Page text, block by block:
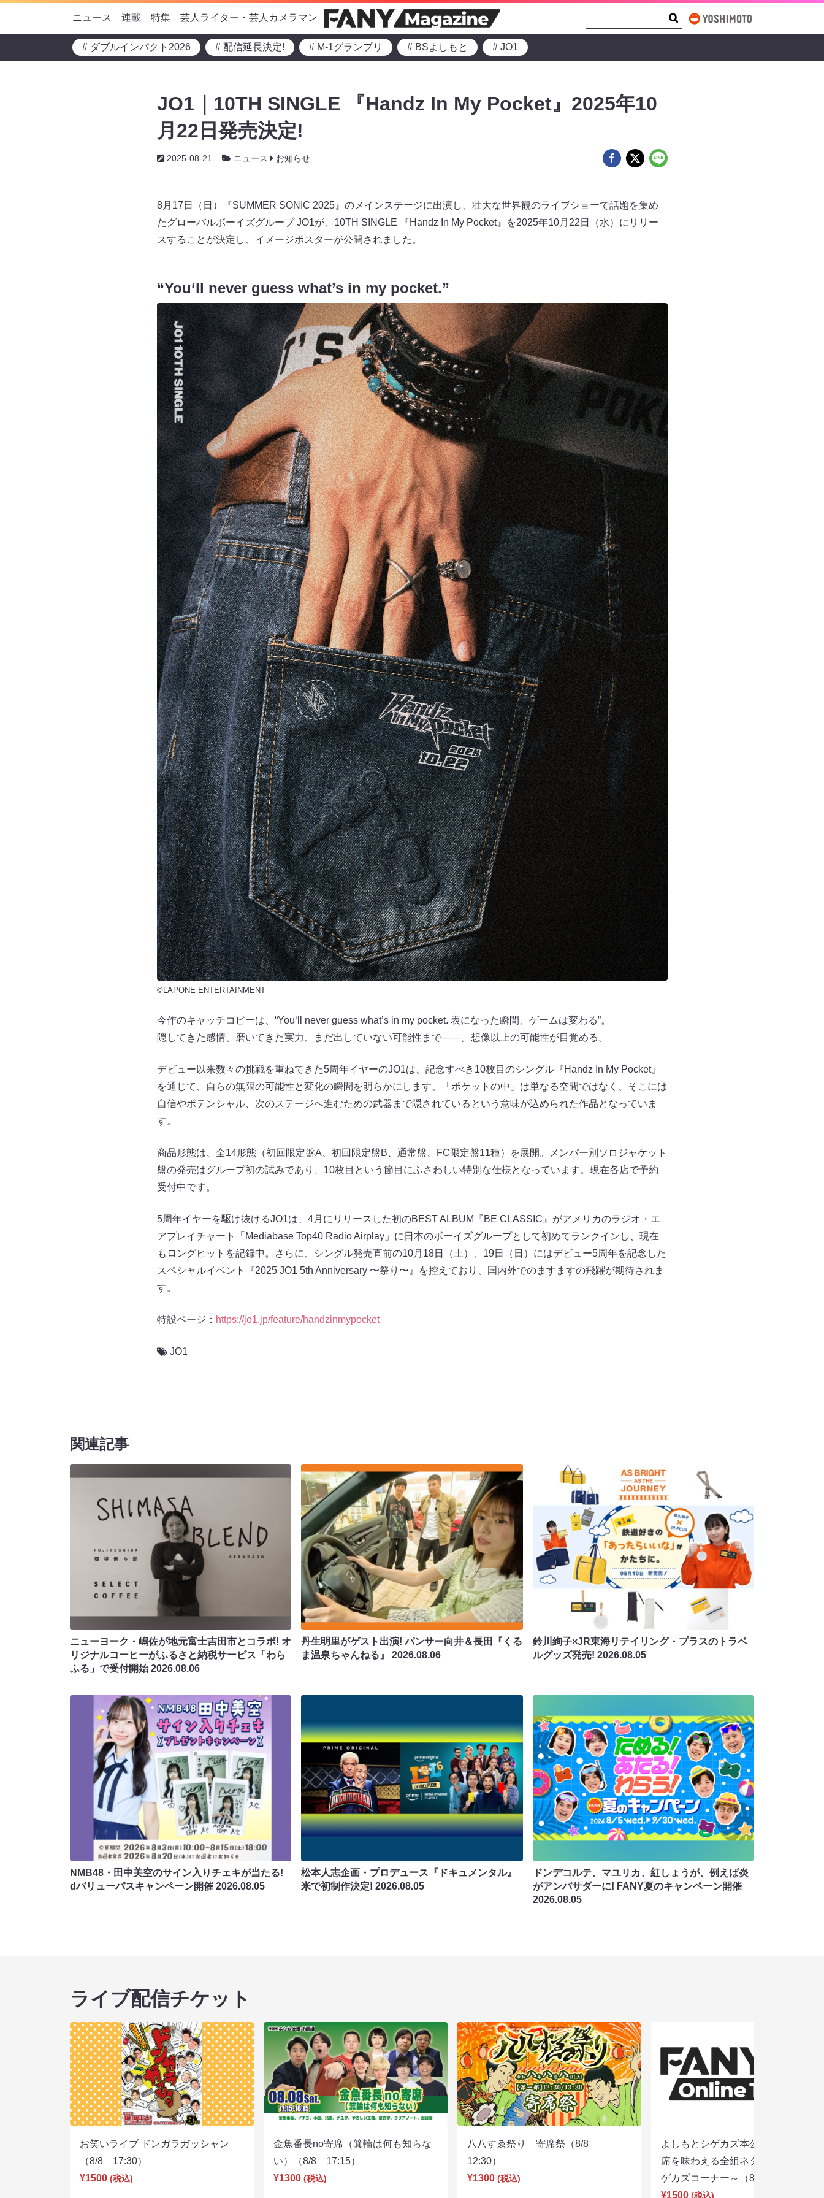
ニュース 連載 特集 芸人ライター・芸人カメラマン
# ダブルインパクト2026 # 配信延長決定! # M-1グランプリ # BSよしもと # JO1
JO1｜10TH SINGLE 『Handz In My Pocket』2025年10
月22日発売決定!
2025-08-21 ニュース お知らせ
8月17日（日）『SUMMER SONIC 2025』のメインステージに出演し、壮大な世界観のライブショーで話題を集め
たグローバルボーイズグループ JO1が、10TH SINGLE 『Handz In My Pocket』を2025年10月22日（水）にリリー
スすることが決定し、イメージポスターが公開されました。
“You‘ll never guess what’s in my pocket.”
©LAPONE ENTERTAINMENT
今作のキャッチコピーは、“You‘ll never guess what’s in my pocket. 表になった瞬間、ゲームは変わる”。
隠してきた感情、磨いてきた実力、まだ出していない可能性まで――。想像以上の可能性が目覚める。
デビュー以来数々の挑戦を重ねてきた5周年イヤーのJO1は、記念すべき10枚目のシングル『Handz In My Pocket』
を通じて、自らの無限の可能性と変化の瞬間を明らかにします。「ポケットの中」は単なる空間ではなく、そこには
自信やポテンシャル、次のステージへ進むための武器まで隠されているという意味が込められた作品となっていま
す。
商品形態は、全14形態（初回限定盤A、初回限定盤B、通常盤、FC限定盤11種）を展開。メンバー別ソロジャケット
盤の発売はグループ初の試みであり、10枚目という節目にふさわしい特別な仕様となっています。現在各店で予約
受付中です。
5周年イヤーを駆け抜けるJO1は、4月にリリースした初のBEST ALBUM『BE CLASSIC』がアメリカのラジオ・エ
アプレイチャート「Mediabase Top40 Radio Airplay」に日本のボーイズグループとして初めてランクインし、現在
もロングヒットを記録中。さらに、シングル発売直前の10月18日（土）、19日（日）にはデビュー5周年を記念した
スペシャルイベント『2025 JO1 5th Anniversary 〜祭り〜』を控えており、国内外でのますますの飛躍が期待されま
す。
特設ページ： https://jo1.jp/feature/handzinmypocket
JO1
関連記事
ニューヨーク・嶋佐が地元富士吉田市とコラボ! オ
リジナルコーヒーがふるさと納税サービス「わら
ふる」で受付開始2026.08.06
丹生明里がゲスト出演! パンサー向井＆長田『くる
ま温泉ちゃんねる』2026.08.06
鈴川絢子×JR東海リテイリング・プラスのトラベ
ルグッズ発売! 2026.08.05
NMB48・田中美空のサイン入りチェキが当たる!
dバリューパスキャンペーン開催 2026.08.05
松本人志企画・プロデュース『ドキュメンタル』
米で初制作決定!2026.08.05
ドンデコルテ、マユリカ、紅しょうが、例えば炎
がアンバサダーに! FANY夏のキャンペーン開催
2026.08.05
ライブ配信チケット
お笑いライブ ドンガラガッシャン
（8/8 17:30）
¥1500 (税込)
金魚番長no寄席（箕輪は何も知らな
い）（8/8 17:15）
¥1300 (税込)
八八すゑ祭り 寄席祭（8/8
12:30）
¥1300 (税込)
よしもとシゲカズ本公演～本気の寄
席を味わえる全組ネタと大阪名物シ
ゲカズコーナー～（8/8 13:30）
¥1500 (税込)